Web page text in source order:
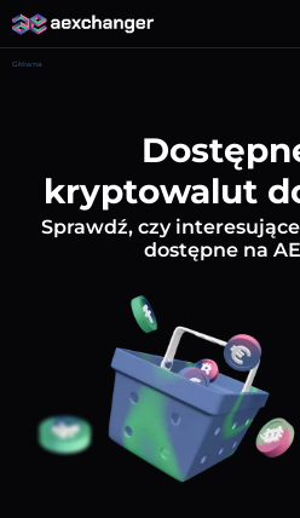
Główna
kryptowalut
Sprawdź, czy
dostępne na